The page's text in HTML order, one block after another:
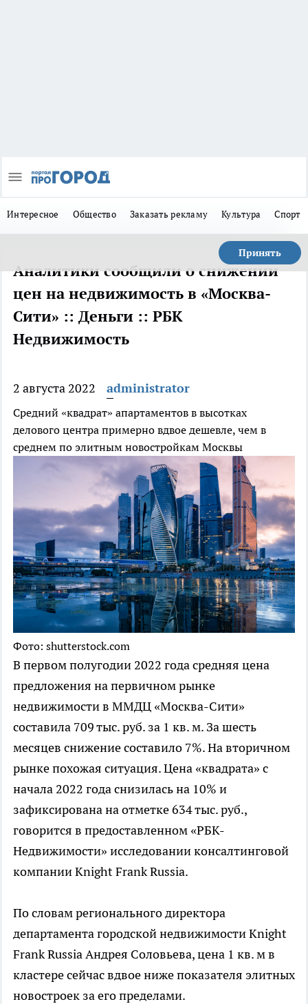
Интересное Общество Заказать рекламу Культура Спорт
Принять
Аналитики сообщили о снижении
цен на недвижимость в «Москва-
Сити» :: Деньги :: РБК
Недвижимость
2 августа 2022 administrator
Средний «квадрат» апартаментов в высотках
делового центра примерно вдвое дешевле, чем в
среднем по элитным новостройкам Москвы
Фото: shutterstock.com
В первом полугодии 2022 года средняя цена
предложения на первичном рынке
недвижимости в ММДЦ «Москва-Сити»
составила 709 тыс. руб. за 1 кв. м. За шесть
месяцев снижение составило 7%. На вторичном
рынке похожая ситуация. Цена «квадрата» с
начала 2022 года снизилась на 10% и
зафиксирована на отметке 634 тыс. руб.,
говорится в предоставленном «РБК-
Недвижимости» исследовании консалтинговой
компании Knight Frank Russia.
По словам регионального директора
департамента городской недвижимости Knight
Frank Russia Андрея Соловьева, цена 1 кв. м в
кластере сейчас вдвое ниже показателя элитных
новостроек за его пределами.